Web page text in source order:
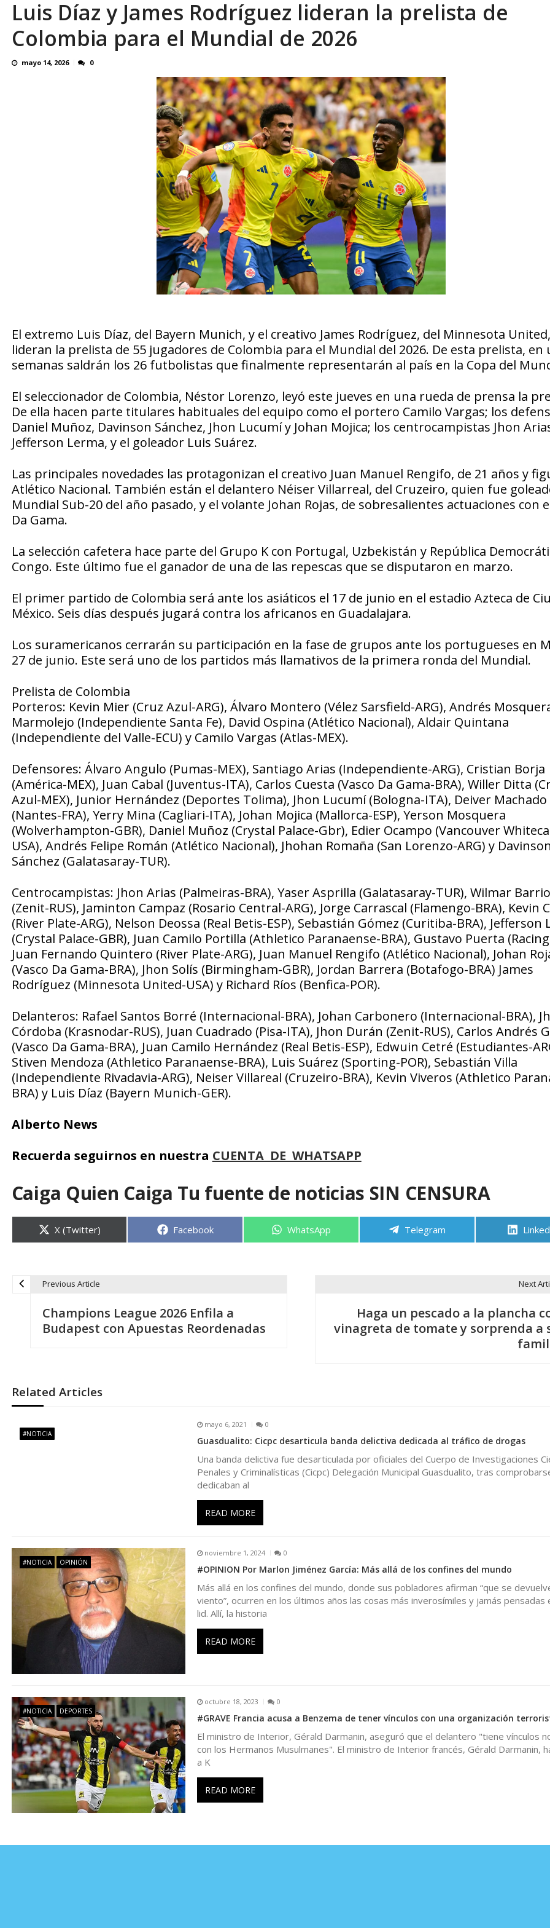
OVP denunció 15 años de violación sistemática de derechos humanos en el Minister... AGOSTO 6, 2026
Luis Díaz y James Rodríguez lideran la prelista de
Colombia para el Mundial de 2026
mayo 14, 2026 0
El extremo Luis Díaz, del Bayern Munich, y el creativo James Rodríguez, del Minnesota United,
lideran la prelista de 55 jugadores de Colombia para el Mundial del 2026. De esta prelista, en
semanas saldrán los 26 futbolistas que finalmente representarán al país en la Copa del
El seleccionador de Colombia, Néstor Lorenzo, leyó este jueves en una rueda de prensa la
De ella hacen parte titulares habituales del equipo como el portero Camilo Vargas; los
Daniel Muñoz, Davinson Sánchez, Jhon Lucumí y Johan Mojica; los centrocampistas Jhon
Jefferson Lerma, y el goleador Luis Suárez.
Las principales novedades las protagonizan el creativo Juan Manuel Rengifo, de 21 años y
Atlético Nacional. También están el delantero Néiser Villarreal, del Cruzeiro, quien fue
Mundial Sub-20 del año pasado, y el volante Johan Rojas, de sobresalientes actuaciones con
Da Gama.
La selección cafetera hace parte del Grupo K con Portugal, Uzbekistán y República
Congo. Este último fue el ganador de una de las repescas que se disputaron en marzo.
El primer partido de Colombia será ante los asiáticos el 17 de junio en el estadio Azteca de
México. Seis días después jugará contra los africanos en Guadalajara.
Los suramericanos cerrarán su participación en la fase de grupos ante los portugueses en
27 de junio. Este será uno de los partidos más llamativos de la primera ronda del Mundial.
Prelista de Colombia
Porteros: Kevin Mier (Cruz Azul-ARG), Álvaro Montero (Vélez Sarsfield-ARG), Andrés
Marmolejo (Independiente Santa Fe), David Ospina (Atlético Nacional), Aldair Quintana
(Independiente del Valle-ECU) y Camilo Vargas (Atlas-MEX).
Defensores: Álvaro Angulo (Pumas-MEX), Santiago Arias (Independiente-ARG), Cristian Borja
(América-MEX), Juan Cabal (Juventus-ITA), Carlos Cuesta (Vasco Da Gama-BRA), Willer Ditta
Azul-MEX), Junior Hernández (Deportes Tolima), Jhon Lucumí (Bologna-ITA), Deiver Machado
(Nantes-FRA), Yerry Mina (Cagliari-ITA), Johan Mojica (Mallorca-ESP), Yerson Mosquera
(Wolverhampton-GBR), Daniel Muñoz (Crystal Palace-Gbr), Edier Ocampo (Vancouver
USA), Andrés Felipe Román (Atlético Nacional), Jhohan Romaña (San Lorenzo-ARG) y Davinson
Sánchez (Galatasaray-TUR).
Centrocampistas: Jhon Arias (Palmeiras-BRA), Yaser Asprilla (Galatasaray-TUR), Wilmar
(Zenit-RUS), Jaminton Campaz (Rosario Central-ARG), Jorge Carrascal (Flamengo-BRA), Kevin
(River Plate-ARG), Nelson Deossa (Real Betis-ESP), Sebastián Gómez (Curitiba-BRA), Jefferson
(Crystal Palace-GBR), Juan Camilo Portilla (Athletico Paranaense-BRA), Gustavo Puerta
Juan Fernando Quintero (River Plate-ARG), Juan Manuel Rengifo (Atlético Nacional), Johan
(Vasco Da Gama-BRA), Jhon Solís (Birmingham-GBR), Jordan Barrera (Botafogo-BRA) James
Rodríguez (Minnesota United-USA) y Richard Ríos (Benfica-POR).
Delanteros: Rafael Santos Borré (Internacional-BRA), Johan Carbonero (Internacional-BRA),
Córdoba (Krasnodar-RUS), Juan Cuadrado (Pisa-ITA), Jhon Durán (Zenit-RUS), Carlos Andrés
(Vasco Da Gama-BRA), Juan Camilo Hernández (Real Betis-ESP), Edwuin Cetré (Estudiantes-
Stiven Mendoza (Athletico Paranaense-BRA), Luis Suárez (Sporting-POR), Sebastián Villa
(Independiente Rivadavia-ARG), Neiser Villareal (Cruzeiro-BRA), Kevin Viveros (Athletico
BRA) y Luis Díaz (Bayern Munich-GER).
Alberto News
Recuerda seguirnos en nuestra CUENTA DE WHATSAPP
Caiga Quien Caiga Tu fuente de noticias SIN CENSURA
Compartir
en
X (Twitter) Compartir
Facebook Compartir
WhatsApp Compartir
Telegram
e
g
ó
n
d
e
e
n
t
r
a
d
a
Previous Article
Champions League 2026 Enfila a
Budapest con Apuestas Reordenadas
Next
Haga un pescado a la plancha
vinagreta de tomate y sorprenda a
Related Articles
#NOTICIA
mayo 6, 2021 0
Guasdualito: Cicpc desarticula banda delictiva dedicada al tráfico de drogas
Una banda delictiva fue desarticulada por oficiales del Cuerpo de Investigaciones
Penales y Criminalísticas (Cicpc) Delegación Municipal Guasdualito, tras
dedicaban al
READ MORE
#NOTICIA OPINIÓN
noviembre 1, 2024 0
#OPINION Por Marlon Jiménez García: Más allá de los confines del mundo
Más allá en los confines del mundo, donde sus pobladores afirman “que se
viento”, ocurren en los últimos años las cosas más inverosímiles y jamás pensadas
lid. Allí, la historia
READ MORE
#NOTICIA DEPORTES
octubre 18, 2023 0
#GRAVE Francia acusa a Benzema de tener vínculos con una organización
El ministro de Interior, Gérald Darmanin, aseguró que el delantero "tiene vínculos
con los Hermanos Musulmanes". El ministro de Interior francés, Gérald Darmanin,
a K
READ MORE